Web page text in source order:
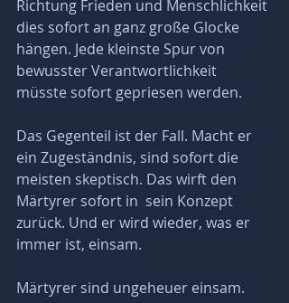
Richtung Frieden und Menschlichkeit
dies sofort an ganz große Glocke
hängen. Jede kleinste Spur von
bewusster Verantwortlichkeit
müsste sofort gepriesen werden.
Das Gegenteil ist der Fall. Macht er
ein Zugeständnis, sind sofort die
meisten skeptisch. Das wirft den
Märtyrer sofort in  sein Konzept
zurück. Und er wird wieder, was er
immer ist, einsam.
Märtyrer sind ungeheuer einsam.